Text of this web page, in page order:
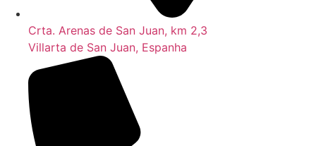
Crta. Arenas de San Juan, km 2,3
Villarta de San Juan, Espanha